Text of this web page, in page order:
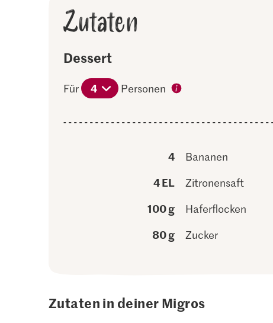
Zutaten
Dessert
Für 4 Personen
4 Bananen
4 EL Zitronensaft
100 g Haferflocken
80 g Zucker
Zutaten in deiner Migros